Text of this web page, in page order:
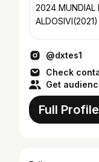
2024 MUNDIAL
@dxtes1
Check
Get
Full